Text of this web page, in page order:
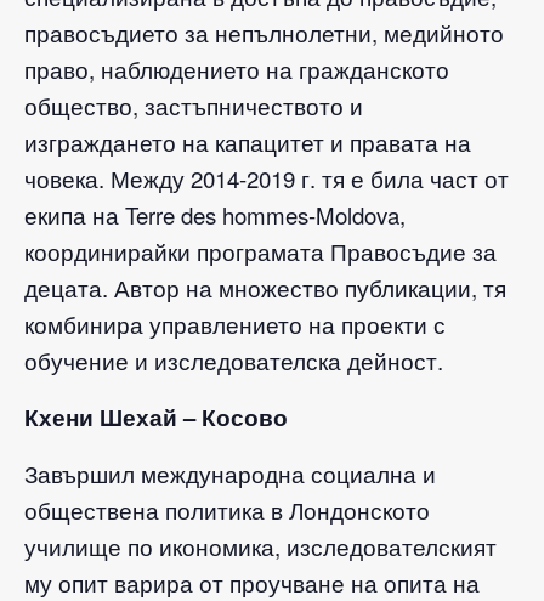
правосъдието за непълнолетни, медийното
право, наблюдението на гражданското
общество, застъпничеството и
изграждането на капацитет и правата на
човека. Между 2014-2019 г. тя е била част от
екипа на Terre des hommes-Moldova,
координирайки програмата Правосъдие за
децата. Автор на множество публикации, тя
комбинира управлението на проекти с
обучение и изследователска дейност.
Кхени Шехай – Косово
Завършил международна социална и
обществена политика в Лондонското
училище по икономика, изследователският
му опит варира от проучване на опита на